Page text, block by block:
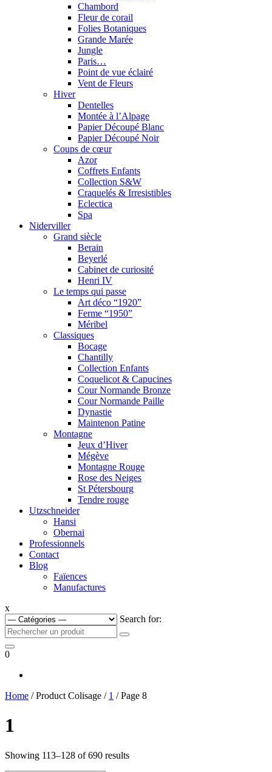
Chambord
Fleur de corail
Folies Botaniques
Grande Marée
Jungle
Paris…
Point de vue éclairé
Vent de Fleurs
Hiver
Dentelles
Montée à l’Alpage
Papier Découpé Blanc
Papier Découpé Noir
Coups de cœur
Azor
Coffrets Enfants
Collection S&W
Craquelés & Irresistibles
Eclectica
Spa
Niderviller
Grand siècle
Berain
Beyerlé
Cabinet de curiosité
Henri IV
Le temps qui passe
Art déco “1920”
Ferme “1950”
Méribel
Classiques
Bocage
Chantilly
Collection Enfants
Coquelicot & Capucines
Cour Normande Bronze
Cour Normande Paille
Dynastie
Maintenon Patine
Montagne
Jeux d’Hiver
Mégève
Montagne Rouge
Rose des Neiges
St Pétersbourg
Tendre rouge
Utzschneider
Hansi
Obernai
Professionnels
Contact
Blog
Faïences
Manufactures
x
Search for:
0
Home / Product Colisage / 1 / Page 8
1
Showing 113–128 of 690 results